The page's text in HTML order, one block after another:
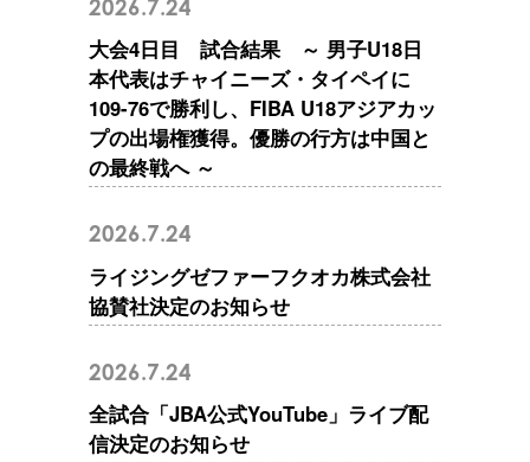
2026.7.24
大会4日目 試合結果 ～ 男子U18日
本代表はチャイニーズ・タイペイに
109-76で勝利し、FIBA U18アジアカッ
プの出場権獲得。優勝の行方は中国と
の最終戦へ ～
2026.7.24
ライジングゼファーフクオカ株式会社
協賛社決定のお知らせ
2026.7.24
全試合「JBA公式YouTube」ライブ配
信決定のお知らせ